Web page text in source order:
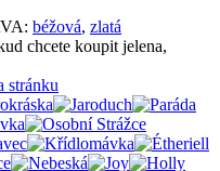
béžová, zlatá
chcete koupit jelena,
stránku